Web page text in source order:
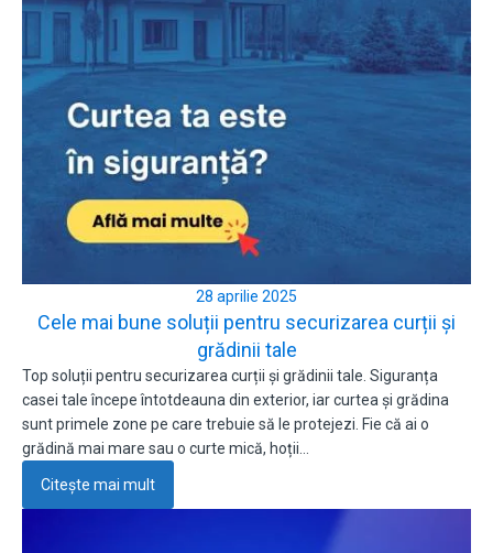
28 aprilie 2025
Cele mai bune soluții pentru securizarea curții și
grădinii tale
Top soluții pentru securizarea curții și grădinii tale. Siguranța
casei tale începe întotdeauna din exterior, iar curtea și grădina
sunt primele zone pe care trebuie să le protejezi. Fie că ai o
grădină mai mare sau o curte mică, hoții…
Citește mai mult